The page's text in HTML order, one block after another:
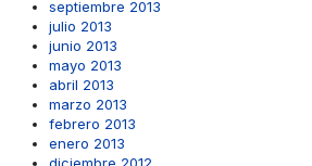
septiembre 2013
julio 2013
junio 2013
mayo 2013
abril 2013
marzo 2013
febrero 2013
enero 2013